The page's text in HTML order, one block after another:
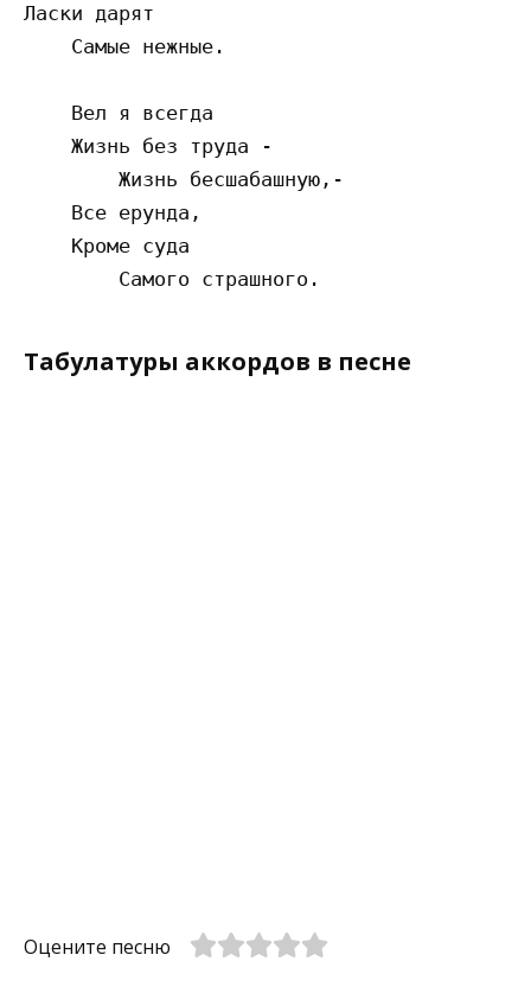
Ласки дарят
    Самые нежные.
    Вел я всегда
    Жизнь без труда -
        Жизнь бесшабашную,-
    Все ерунда,
    Кроме суда
Табулатуры аккордов в песне
Оцените песню